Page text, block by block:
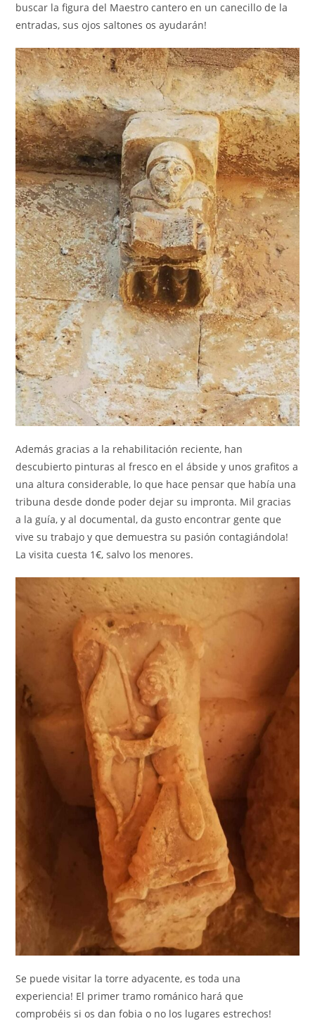
buscar la figura del Maestro cantero en un canecillo de la
entradas, sus ojos saltones os ayudarán!
Además gracias a la rehabilitación reciente, han
descubierto pinturas al fresco en el ábside y unos grafitos a
una altura considerable, lo que hace pensar que había una
tribuna desde donde poder dejar su impronta. Mil gracias
a la guía, y al documental, da gusto encontrar gente que
vive su trabajo y que demuestra su pasión contagiándola!
La visita cuesta 1€, salvo los menores.
Se puede visitar la torre adyacente, es toda una
experiencia! El primer tramo románico hará que
comprobéis si os dan fobia o no los lugares estrechos!